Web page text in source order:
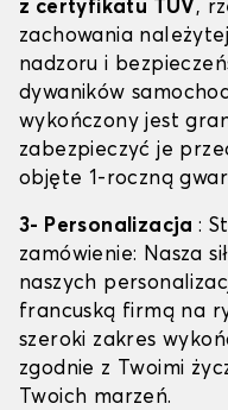
z certyfikatu TÜV,
zachowania
nadzoru i
dywaników
wykończony jest
zabezpieczyć je
objęte 1-roczną
3- Personalizacja:
zamówienie: Nasza
naszych
francuską firmą na
szeroki zakres
zgodnie z Twoimi
Twoich marzeń.